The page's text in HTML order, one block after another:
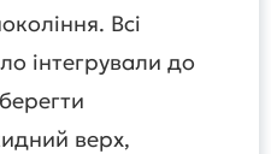
Всі
інтегрували до
верх,